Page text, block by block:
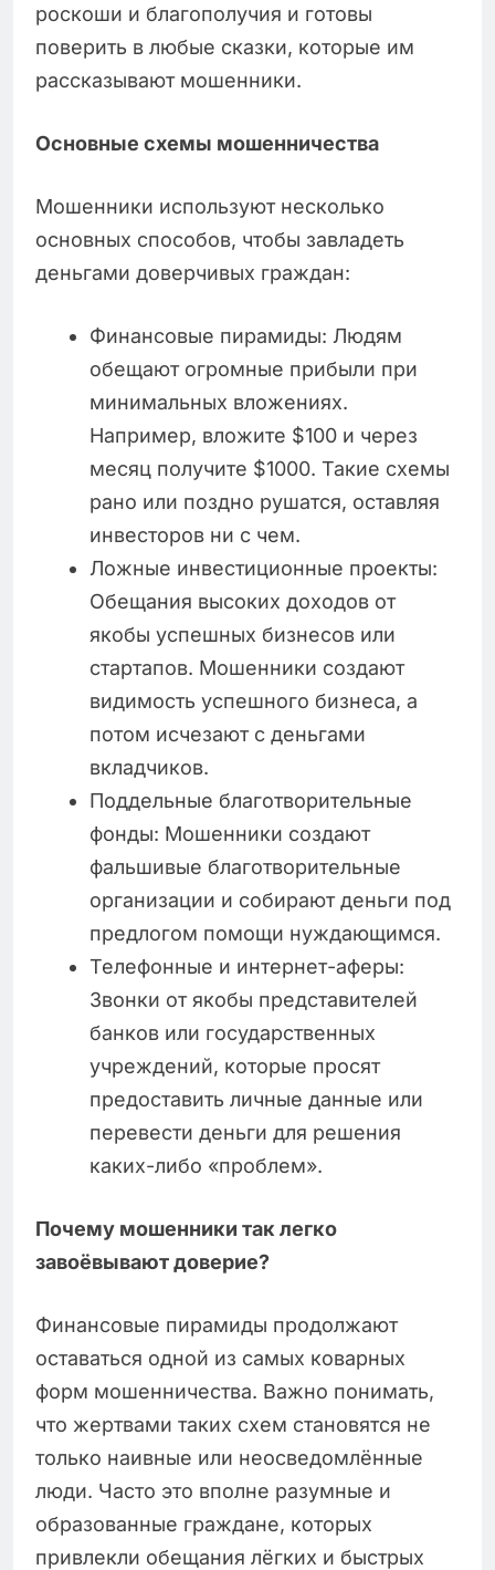
роскоши и благополучия и готовы
поверить в любые сказки, которые им
рассказывают мошенники.
Основные схемы мошенничества
Мошенники используют несколько
основных способов, чтобы завладеть
деньгами доверчивых граждан:
Финансовые пирамиды: Людям
обещают огромные прибыли при
минимальных вложениях.
Например, вложите $100 и через
месяц получите $1000. Такие схемы
рано или поздно рушатся, оставляя
инвесторов ни с чем.
Ложные инвестиционные проекты:
Обещания высоких доходов от
якобы успешных бизнесов или
стартапов. Мошенники создают
видимость успешного бизнеса, а
потом исчезают с деньгами
вкладчиков.
Поддельные благотворительные
фонды: Мошенники создают
фальшивые благотворительные
организации и собирают деньги под
предлогом помощи нуждающимся.
Телефонные и интернет-аферы:
Звонки от якобы представителей
банков или государственных
учреждений, которые просят
предоставить личные данные или
перевести деньги для решения
каких-либо «проблем».
Почему мошенники так легко
завоёвывают доверие?
Финансовые пирамиды продолжают
оставаться одной из самых коварных
форм мошенничества. Важно понимать,
что жертвами таких схем становятся не
только наивные или неосведомлённые
люди. Часто это вполне разумные и
образованные граждане, которых
привлекли обещания лёгких и быстрых